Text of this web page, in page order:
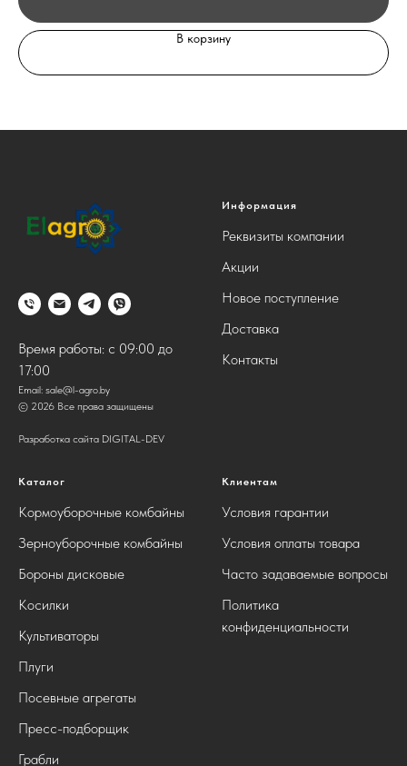
В корзину
Время работы: с 09:00 до
17:00
Email: sale@l-agro.by
© 2026 Все права защищены
Разработка сайта DIGITAL-DEV
Информация
Реквизиты компании
Акции
Новое поступление
Доставка
Контакты
Каталог
Кормоуборочные комбайны
Зерноуборочные комбайны
Бороны дисковые
Косилки
Культиваторы
Плуги
Посевные агрегаты
Пресс-подборщик
Грабли
Клиентам
Условия гарантии
Условия оплаты товара
Часто задаваемые вопросы
Политика
конфиденциальности